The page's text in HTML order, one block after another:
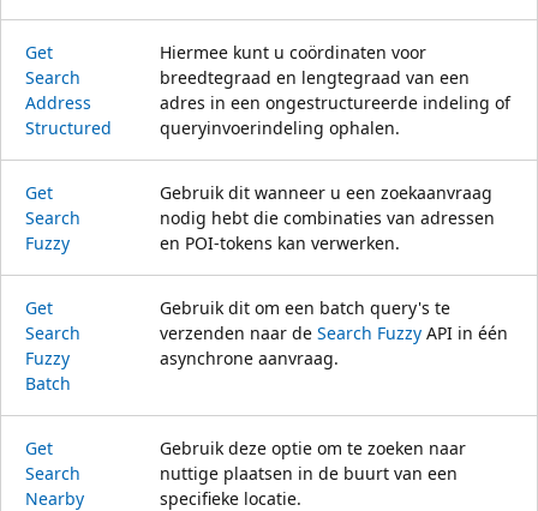
Get
Search
Address
Structured
Hiermee kunt u coördinaten voor
breedtegraad en lengtegraad van een
adres in een ongestructureerde indeling of
queryinvoerindeling ophalen.
Get
Search
Fuzzy
Gebruik dit wanneer u een zoekaanvraag
nodig hebt die combinaties van adressen
en POI-tokens kan verwerken.
Get
Search
Fuzzy
Batch
Gebruik dit om een batch query's te
verzenden naar de Search Fuzzy API in één
asynchrone aanvraag.
Get
Search
Nearby
Gebruik deze optie om te zoeken naar
nuttige plaatsen in de buurt van een
specifieke locatie.